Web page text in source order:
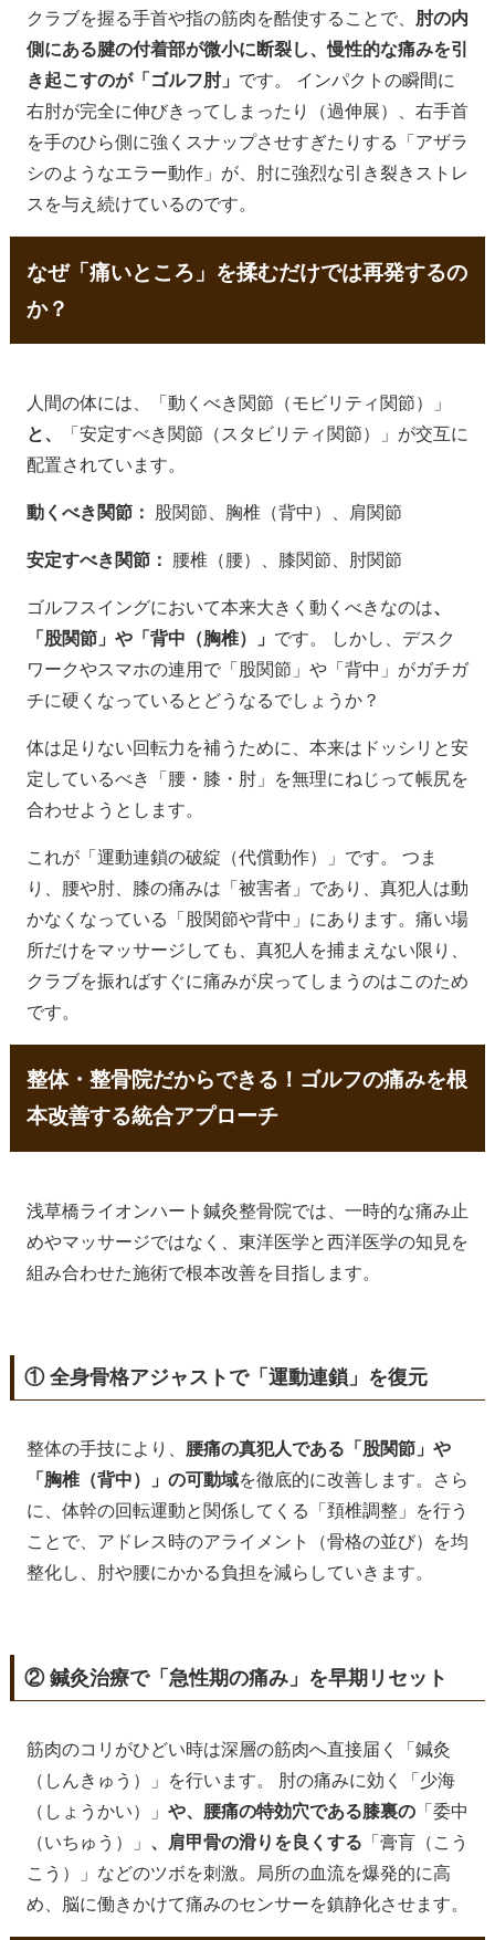
クラブを握る手首や指の筋肉を酷使することで、 肘の内
側にある腱の付着部が微小に断裂し、慢性的な痛みを引
き起こすのが「ゴルフ肘」 です。 インパクトの瞬間に
右肘が完全に伸びきってしまったり（過伸展）、右手首
を手のひら側に強くスナップさせすぎたりする「アザラ
シのようなエラー動作」が、肘に強烈な引き裂きストレ
スを与え続けているのです。
なぜ「痛いところ」を揉むだけでは再発するの
か？
人間の体には、「動くべき関節（モビリティ関節）」
と、
「安定すべき関節（スタビリティ関節）」が交互に
配置されています。
動くべき関節： 股関節、胸椎（背中）、肩関節
安定すべき関節： 腰椎（腰）、膝関節、肘関節
ゴルフスイングにおいて本来大きく動くべきなのは、
「股関節」や「背中（胸椎）」 です。 しかし、デスク
ワークやスマホの連用で「股関節」や「背中」がガチガ
チに硬くなっているとどうなるでしょうか？
体は足りない回転力を補うために、本来はドッシリと安
定しているべき「腰・膝・肘」を無理にねじって帳尻を
合わせようとします。
これが「運動連鎖の破綻（代償動作）」です。 つま
り、腰や肘、膝の痛みは「被害者」であり、真犯人は動
かなくなっている「股関節や背中」にあります。痛い場
所だけをマッサージしても、真犯人を捕まえない限り、
クラブを振ればすぐに痛みが戻ってしまうのはこのため
です。
整体・整骨院だからできる！ゴルフの痛みを根
本改善する統合アプローチ
浅草橋ライオンハート鍼灸整骨院では、一時的な痛み止
めやマッサージではなく、東洋医学と西洋医学の知見を
組み合わせた施術で根本改善を目指します。
① 全身骨格アジャストで「運動連鎖」を復元
整体の手技により、 腰痛の真犯人である「股関節」や
「胸椎（背中）」の可動域を徹底的に改善します。さら
に、体幹の回転運動と関係してくる「頚椎調整」を行う
ことで、アドレス時のアライメント（骨格の並び）を均
整化し、肘や腰にかかる負担を減らしていきます。
② 鍼灸治療で「急性期の痛み」を早期リセット
筋肉のコリがひどい時は深層の筋肉へ直接届く「鍼灸
（しんきゅう）」を行います。 肘の痛みに効く「少海
（しょうかい）」 や、腰痛の特効穴である膝裏の「委中
（いちゅう）」 、肩甲骨の滑りを良くする 「膏肓（こう
こう）」などのツボを刺激。局所の血流を爆発的に高
め、脳に働きかけて痛みのセンサーを鎮静化させます。